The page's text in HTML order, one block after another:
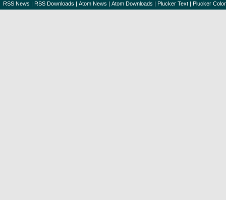
RSS News | RSS Downloads | Atom News | Atom Downloads | Plucker Text | Plucker Color